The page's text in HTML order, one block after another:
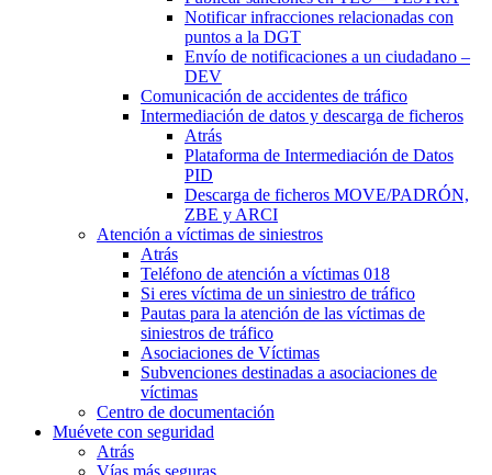
Notificar infracciones relacionadas con
puntos a la DGT
Envío de notificaciones a un ciudadano –
DEV
Comunicación de accidentes de tráfico
Intermediación de datos y descarga de ficheros
Atrás
Plataforma de Intermediación de Datos
PID
Descarga de ficheros MOVE/PADRÓN,
ZBE y ARCI
Atención a víctimas de siniestros
Atrás
Teléfono de atención a víctimas 018
Si eres víctima de un siniestro de tráfico
Pautas para la atención de las víctimas de
siniestros de tráfico
Asociaciones de Víctimas
Subvenciones destinadas a asociaciones de
víctimas
Centro de documentación
Muévete con seguridad
Atrás